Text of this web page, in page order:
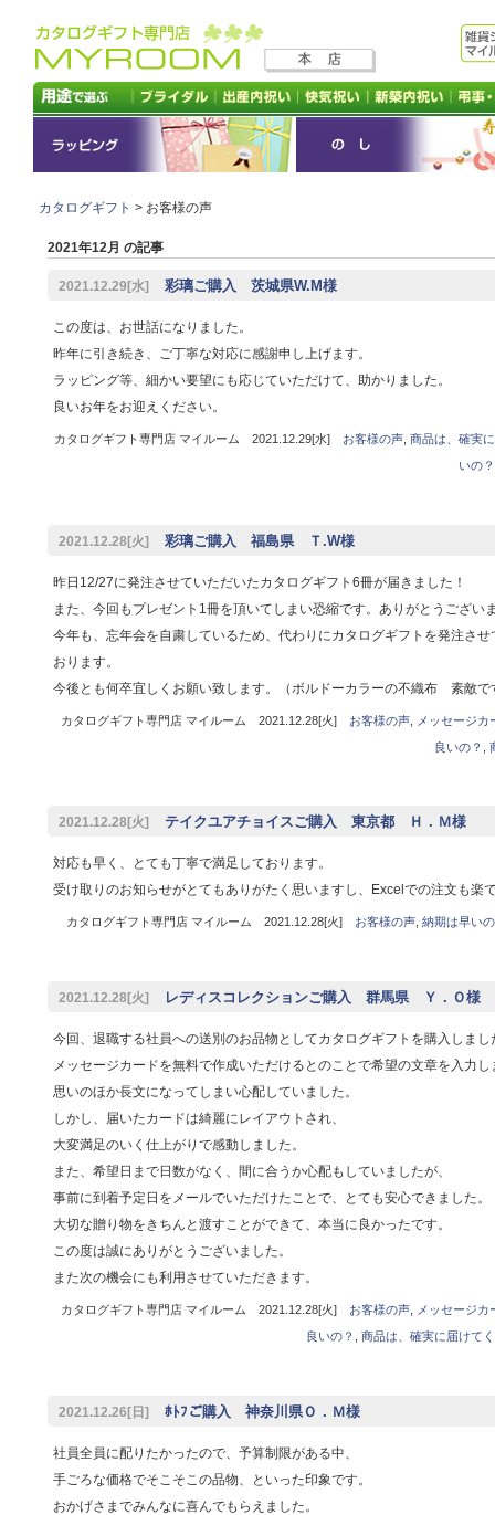
カタログギフト > お客様の声
2021年12月 の記事
2021.12.29[水] 彩璃ご購入 茨城県W.M様
この度は、お世話になりました。
昨年に引き続き、ご丁寧な対応に感謝申し上げます。
ラッピング等、細かい要望にも応じていただけて、助かりました。
良いお年をお迎えください。
カタログギフト専門店 マイルーム 2021.12.29[水] お客様の声, 商品は、確実
いの？
2021.12.28[火] 彩璃ご購入 福島県 Ｔ.W様
昨日12/27に発注させていただいたカタログギフト6冊が届きました！
また、今回もプレゼント1冊を頂いてしまい恐縮です。ありがとうござい
今年も、忘年会を自粛しているため、代わりにカタログギフトを発注さ
おります。
今後とも何卒宜しくお願い致します。（ボルドーカラーの不織布 素敵で
カタログギフト専門店 マイルーム 2021.12.28[火] お客様の声,
メッセージ
良いの？
2021.12.28[火] テイクユアチョイスご購入 東京都 Ｈ．Ｍ様
対応も早く、とても丁寧で満足しております。
受け取りのお知らせがとてもありがたく思いますし、Excelでの注文も楽
カタログギフト専門店 マイルーム 2021.12.28[火] お客様の声, 納期は早い
2021.12.28[火] レディスコレクションご購入 群馬県 Ｙ．Ｏ様
今回、退職する社員への送別のお品物としてカタログギフトを購入しまし
メッセージカードを無料で作成いただけるとのことで希望の文章を入力し
思いのほか長文になってしまい心配していました。
しかし、届いたカードは綺麗にレイアウトされ、
大変満足のいく仕上がりで感動しました。
また、希望日まで日数がなく、間に合うか心配もしていましたが、
事前に到着予定日をメールでいただけたことで、とても安心できました。
大切な贈り物をきちんと渡すことができて、本当に良かったです。
この度は誠にありがとうございました。
また次の機会にも利用させていただきます。
カタログギフト専門店 マイルーム 2021.12.28[火] お客様の声,
メッセージ
良いの？
商品は、確実に届けて
2021.12.26[日] ﾎﾄﾌご購入 神奈川県Ｏ．Ｍ様
社員全員に配りたかったので、予算制限がある中、
手ごろな価格でそこそこの品物、といった印象です。
おかげさまでみんなに喜んでもらえました。